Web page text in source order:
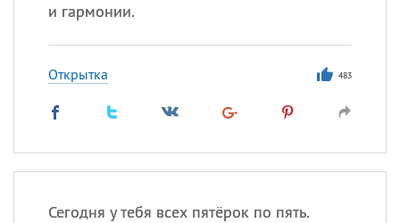
и гармонии.
Открытка 483
Сегодня у тебя всех пятёрок по пять.